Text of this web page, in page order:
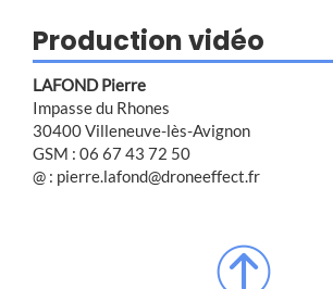
Production vidéo
LAFOND Pierre
Impasse du Rhones
30400 Villeneuve-lès-Avignon
GSM : 06 67 43 72 50
@ : pierre.lafond@droneeffect.fr